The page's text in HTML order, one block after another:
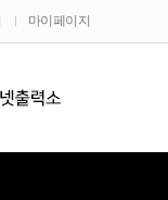
마이페이지